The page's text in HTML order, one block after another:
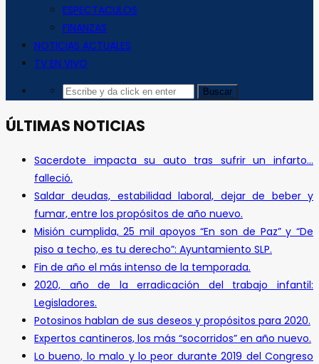
ESPECTACULOS
FINANZAS
NOTICIAS ACTUALES
TV EN VIVO
ÚLTIMAS NOTICIAS
Sacerdote impacta su auto tras sufrir un infarto…
falleció.
Saldar deudas, estabilidad laboral, dejar de beber y
fumar, entre los propósitos de año nuevo.
Misión cumplida, 25 mil apoyos “En son de Paz” y “De
piso a techo, es tu derecho”: Ayuntamiento SLP.
Fin de año el más intenso de la temporada.
2020, año de la erradicación del trabajo infantil:
Legisladores.
Potosinos hablan de sus deseos y propósitos para 2020.
Expertos cantineros, los más “socorridos” en año nuevo.
Lo bueno, lo malo y lo peor durante 2019 del Congreso